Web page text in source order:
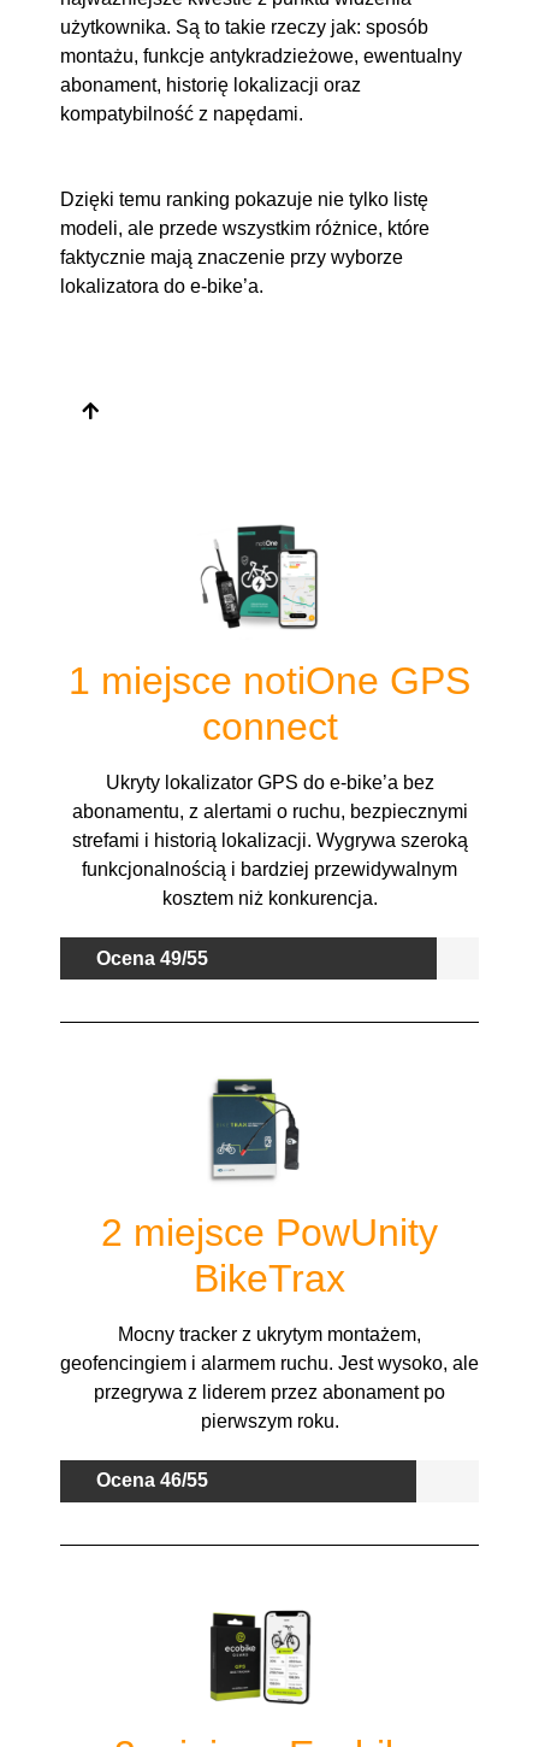
użytkownika. Są to takie rzeczy jak: sposób
montażu, funkcje antykradzieżowe, ewentualny
abonament, historię lokalizacji oraz
kompatybilność z napędami.
Dzięki temu ranking pokazuje nie tylko listę
modeli, ale przede wszystkim różnice, które
faktycznie mają znaczenie przy wyborze
lokalizatora do e-bike’a.
1 miejsce notiOne GPS
connect
Ukryty lokalizator GPS do e-bike’a bez
abonamentu, z alertami o ruchu, bezpiecznymi
strefami i historią lokalizacji. Wygrywa szeroką
funkcjonalnością i bardziej przewidywalnym
kosztem niż konkurencja.
Ocena 49/55
2 miejsce PowUnity
BikeTrax
Mocny tracker z ukrytym montażem,
geofencingiem i alarmem ruchu. Jest wysoko, ale
przegrywa z liderem przez abonament po
pierwszym roku.
Ocena 46/55